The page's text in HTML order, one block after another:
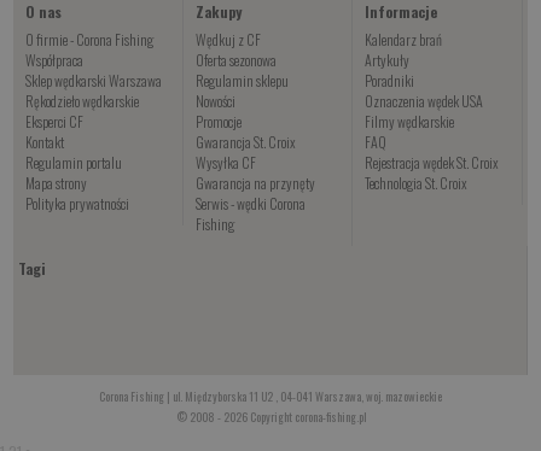
O nas
O firmie - Corona Fishing
Współpraca
Sklep wędkarski Warszawa
Rękodzieło wędkarskie
Eksperci CF
Kontakt
Regulamin portalu
Mapa strony
Polityka prywatności
Zakupy
Wędkuj z CF
Oferta sezonowa
Regulamin sklepu
Nowości
Promocje
Gwarancja St. Croix
Wysyłka CF
Gwarancja na przynęty
Serwis - wędki Corona
Fishing
Informacje
Kalendarz brań
Artykuły
Poradniki
Oznaczenia wędek USA
Filmy wędkarskie
FAQ
Rejestracja wędek St. Croix
Technologia St. Croix
Tagi
Corona Fishing | ul. Międzyborska 11 U2 , 04-041 Warszawa, woj. mazowieckie
© 2008 - 2026 Copyright corona-fishing.pl